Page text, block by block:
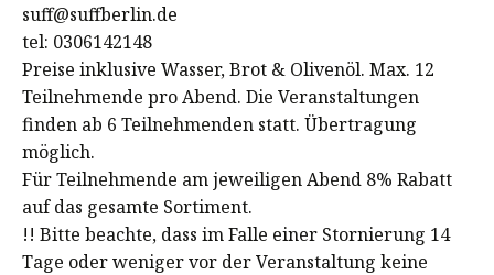
suff@suffberlin.de
tel: 0306142148
Preise inklusive Wasser, Brot & Olivenöl. Max. 12
Teilnehmende pro Abend. Die Veranstaltungen
finden ab 6 Teilnehmenden statt. Übertragung
möglich.
Für Teilnehmende am jeweiligen Abend 8% Rabatt
auf das gesamte Sortiment.
!! Bitte beachte, dass im Falle einer Stornierung 14
Tage oder weniger vor der Veranstaltung keine